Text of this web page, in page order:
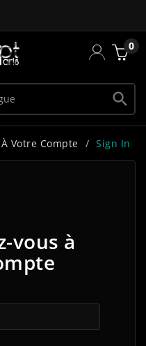
0

Votre Compte Sign In
vous à